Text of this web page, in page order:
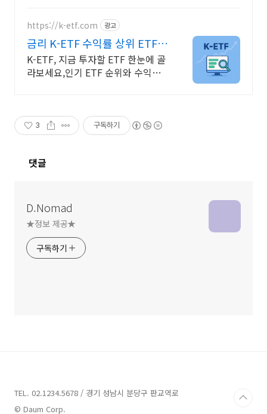
https://k-etf.com 광고
금리 K-ETF 수익률 상위 ETF
한눈에!
K-ETF, 지금 투자할 ETF 한눈에 골
라보세요,인기 ETF 순위와 수익률
3 구독하기
댓글
D.Nomad
★정보 제공★
구독하기
TEL. 02.1234.5678 / 경기 성남시 분당구 판교역로
© Daum Corp.